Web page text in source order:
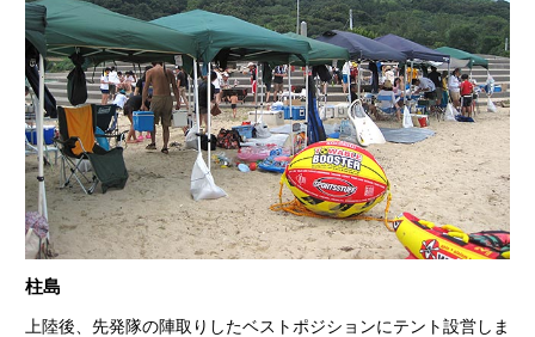
柱島
上陸後、先発隊の陣取りしたベストポジションにテント設営しま